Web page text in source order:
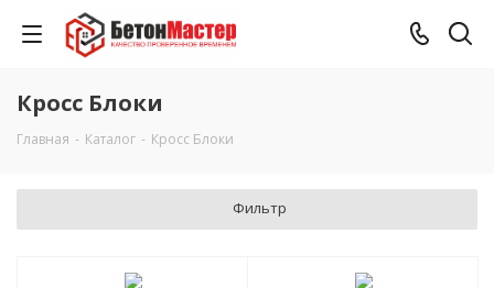
Кросс Блоки
Главная - Каталог - Кросс Блоки
Фильтр